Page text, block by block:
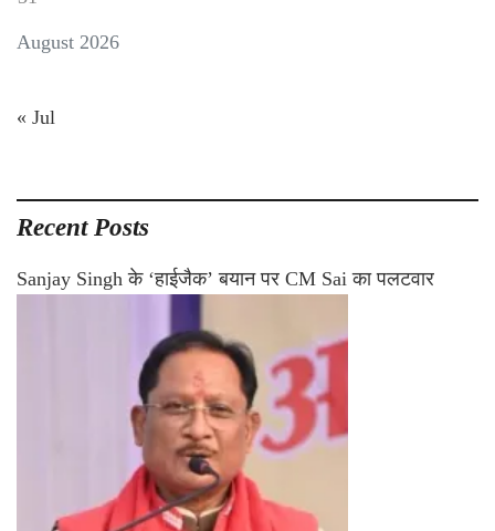
August 2026
« Jul
Recent Posts
Sanjay Singh के ‘हाईजैक’ बयान पर CM Sai का पलटवार